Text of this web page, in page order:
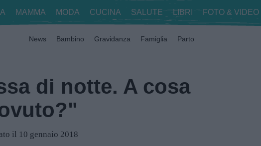
MAMMA MODA CUCINA SALUTE LIBRI FOTO & VIDEO
News Bambino Gravidanza Famiglia Parto
di notte. A cosa
il 10 gennaio 2018